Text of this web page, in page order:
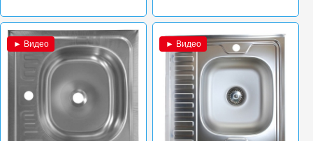
► Видео ► Видео